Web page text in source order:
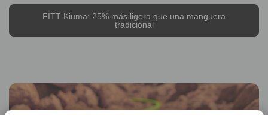
FITT Kiuma: 25% más ligera que una manguera
tradicional